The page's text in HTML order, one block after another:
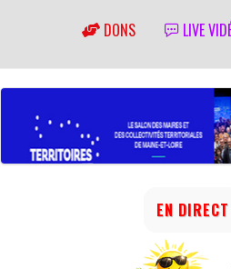
DONS LIVE
EN DIRECT